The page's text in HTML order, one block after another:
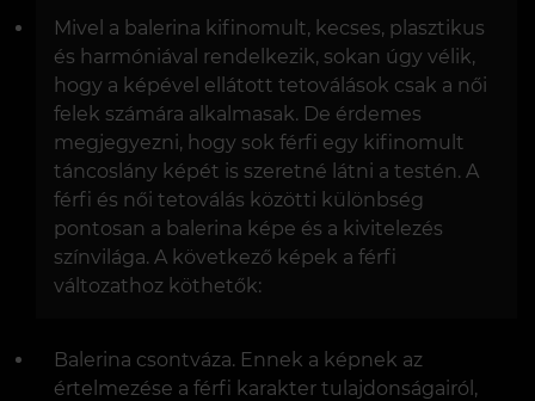
Mivel a balerina kifinomult, kecses, plasztikus
és harmóniával rendelkezik, sokan úgy vélik,
hogy a képével ellátott tetoválások csak a női
felek számára alkalmasak. De érdemes
megjegyezni, hogy sok férfi egy kifinomult
táncoslány képét is szeretné látni a testén. A
férfi és női tetoválás közötti különbség
pontosan a balerina képe és a kivitelezés
színvilága. A következő képek a férfi
változathoz köthetők:
Balerina csontváza. Ennek a képnek az
értelmezése a férfi karakter tulajdonságairól,